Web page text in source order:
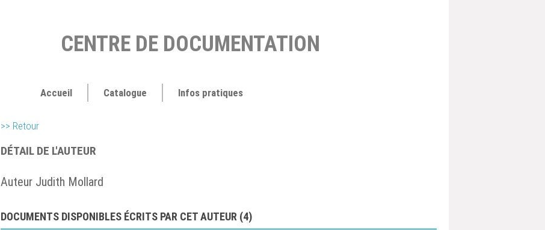
CENTRE DE DOCUMENTATION
Accueil Catalogue Infos pratiques
>> Retour
DÉTAIL DE L'AUTEUR
Auteur Judith Mollard
DOCUMENTS DISPONIBLES ÉCRITS PAR CET AUTEUR (4)